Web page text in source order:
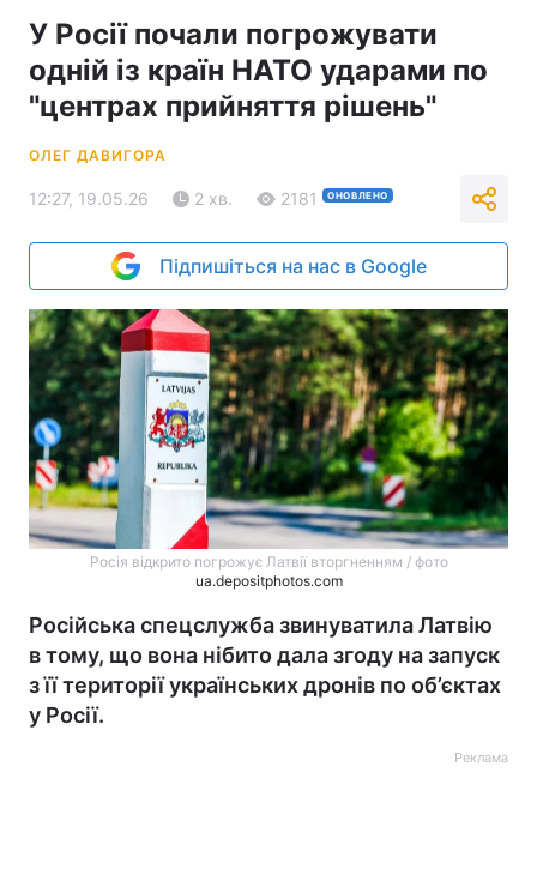
У Росії почали погрожувати
одній із країн НАТО ударами по
"центрах прийняття рішень"
ОЛЕГ ДАВИГОРА
12:27, 19.05.26 2 хв. 2181 ОНОВЛЕНО
Підпишіться на нас в Google
Росія відкрито погрожує Латвії вторгненням / фото
ua.depositphotos.com
Російська спецслужба звинуватила Латвію
в тому, що вона нібито дала згоду на запуск
з її території українських дронів по об’єктах
у Росії.
Реклама